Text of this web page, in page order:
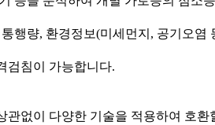
행량, 환경정보(미세먼지, 공기오
검침이 가능합니다.
관없이 다양한 기술을 적용하여 호